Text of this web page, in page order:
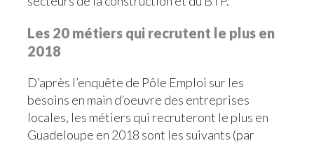
Les 20 métiers qui recrutent le plus en
2018
D’après l’enquête de Pôle Emploi sur les
besoins en main d’oeuvre des entreprises
locales, les métiers qui recruteront le plus en
Guadeloupe en 2018 sont les suivants (par